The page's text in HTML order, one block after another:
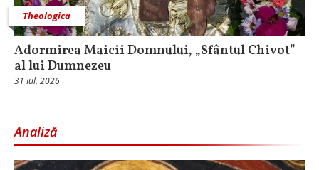
Theologica
Adormirea Maicii Domnului, „Sfântul Chivot”
al lui Dumnezeu
31 Iul, 2026
Analiză